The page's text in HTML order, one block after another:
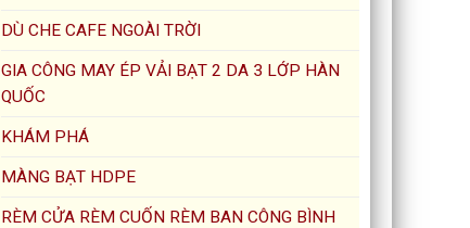
DÙ CHE CAFE NGOÀI TRỜI
GIA CÔNG MAY ÉP VẢI BẠT 2 DA 3 LỚP HÀN
QUỐC
KHÁM PHÁ
MÀNG BẠT HDPE
RÈM CỬA RÈM CUỐN RÈM BAN CÔNG BÌNH